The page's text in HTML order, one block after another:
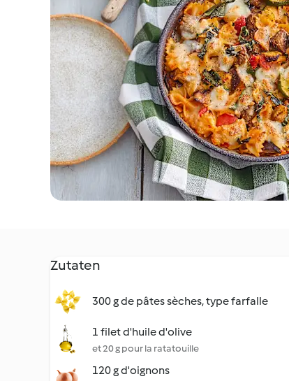
Zutaten
300 g de pâtes sèches, type farfalle
1 filet d'huile d'olive
et 20 g pour la ratatouille
120 g d'oignons